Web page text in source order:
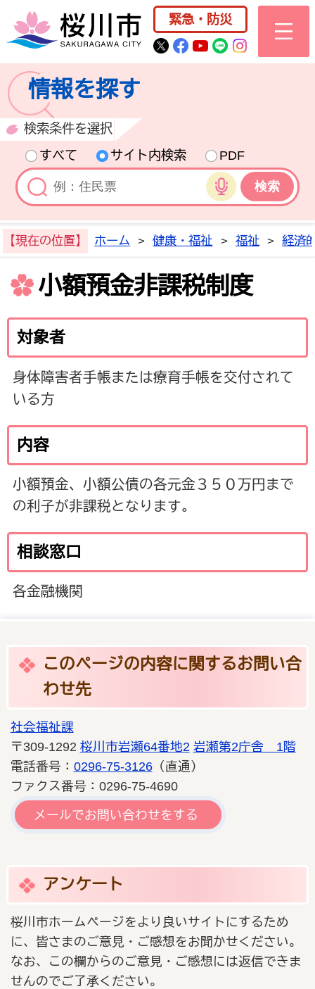
桜川市公式ホー
緊急・防災
桜川市公式Twitter
桜川市公式
桜川市公式
桜川市公式
情報を探す
検索条件を選択
すべて
サイト内検索
PDF
音声検索
【現在の位置】 ホーム > 健康・福祉 > 福祉 > 経済
小額預金非課税制度
対象者
身体障害者手帳または療育手帳を交付されて
いる方
内容
小額預金、小額公債の各元金３５０万円まで
の利子が非課税となります。
相談窓口
各金融機関
このページの内容に関するお問い合
わせ先
社会福祉課
〒309-1292 桜川市岩瀬64番地2 岩瀬第2庁舎 1階
電話番号： 0296-75-3126（直通）
ファクス番号：0296-75-4690
メールでお問い合わせをする
アンケート
桜川市ホームページをより良いサイトにするため
に、皆さまのご意見・ご感想をお聞かせください。
なお、この欄からのご意見・ご感想には返信できま
せんのでご了承ください。